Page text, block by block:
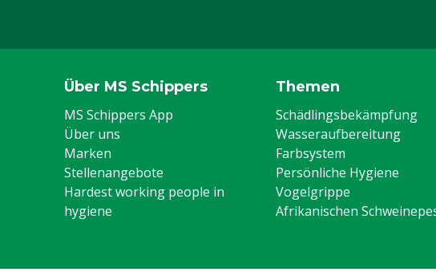
Über MS Schippers
MS Schippers App
Über uns
Marken
Stellenangebote
Hardest working people in
hygiene
Themen
Schädlingsbekämpfung
Wasseraufbereitung
Farbsystem
Persönliche Hygiene
Vogelgrippe
Afrikanischen